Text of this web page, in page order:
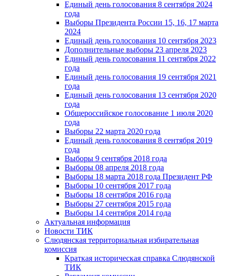
Единый день голосования 8 сентября 2024
года
Выборы Президента России 15, 16, 17 марта
2024
Единый день голосования 10 сентября 2023
Дополнительные выборы 23 апреля 2023
Единый день голосования 11 сентября 2022
года
Единый день голосования 19 сентября 2021
года
Единый день голосования 13 сентября 2020
года
Общероссийское голосование 1 июля 2020
года
Выборы 22 марта 2020 года
Единый день голосования 8 сентября 2019
года
Выборы 9 сентября 2018 года
Выборы 08 апреля 2018 года
Выборы 18 марта 2018 года Президент РФ
Выборы 10 сентября 2017 года
Выборы 18 сентября 2016 года
Выборы 27 сентября 2015 года
Выборы 14 сентября 2014 года
Актуальная информация
Новости ТИК
Слюдянская территориальная избирательная
комиссия
Краткая историческая справка Слюдянской
ТИК